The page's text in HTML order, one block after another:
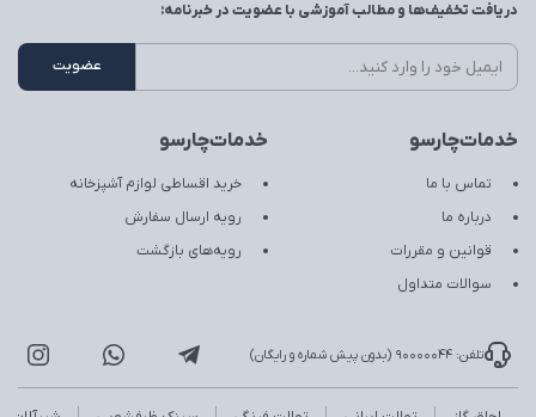
خدمات‌چارسو
تماس با ما
درباره ما
قوانین و مقررات
سوالات متداول
خدمات‌چارسو
خرید اقساطی لوازم آشپزخانه
رویه ارسال سفارش
رویه‌های بازگشت
دریافت تخفیف‌ها و مطالب آموزشی با عضویت در خبرنامه:
تلفن: 90000044 (بدون پیش شماره و رایگان)